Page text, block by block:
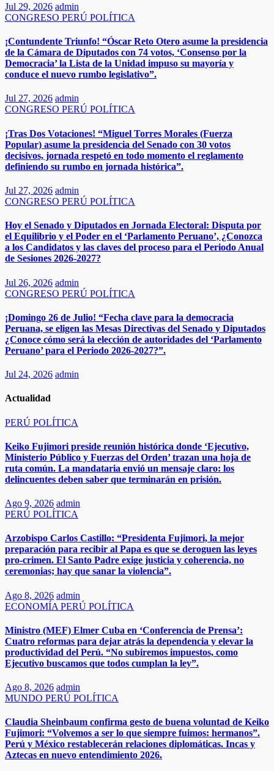
Jul 29, 2026 admin
CONGRESO PERÚ POLÍTICA
¡Contundente Triunfo! “Óscar Reto Otero asume la presidencia
de la Cámara de Diputados con 74 votos, ‘Consenso por la
Democracia’ la Lista de la Unidad impuso su mayoría y
conduce el nuevo rumbo legislativo”.
Jul 27, 2026 admin
CONGRESO PERÚ POLÍTICA
¡Tras Dos Votaciones! “Miguel Torres Morales (Fuerza
Popular) asume la presidencia del Senado con 30 votos
decisivos, jornada respetó en todo momento el reglamento
definiendo su rumbo en jornada histórica”.
Jul 27, 2026 admin
CONGRESO PERÚ POLÍTICA
Hoy el Senado y Diputados en Jornada Electoral: Disputa por
el Equilibrio y el Poder en el ‘Parlamento Peruano’, ¿Conozca
a los Candidatos y las claves del proceso para el Periodo Anual
de Sesiones 2026-2027?
Jul 26, 2026 admin
CONGRESO PERÚ POLÍTICA
¡Domingo 26 de Julio! “Fecha clave para la democracia
Peruana, se eligen las Mesas Directivas del Senado y Diputados
¿Conoce cómo será la elección de autoridades del ‘Parlamento
Peruano’ para el Periodo 2026-2027?”.
Jul 24, 2026 admin
Actualidad
PERÚ POLÍTICA
Keiko Fujimori preside reunión histórica donde ‘Ejecutivo,
Ministerio Público y Fuerzas del Orden’ trazan una hoja de
ruta común. La mandataria envió un mensaje claro: los
delincuentes deben saber que terminarán en prisión.
Ago 9, 2026 admin
PERÚ POLÍTICA
Arzobispo Carlos Castillo: “Presidenta Fujimori, la mejor
preparación para recibir al Papa es que se deroguen las leyes
pro-crimen. El Santo Padre exige justicia y coherencia, no
ceremonias; hay que sanar la violencia”.
Ago 8, 2026 admin
ECONOMÍA PERÚ POLÍTICA
Ministro (MEF) Elmer Cuba en ‘Conferencia de Prensa’:
Cuatro reformas para dejar atrás la dependencia y elevar la
productividad del Perú. “No subiremos impuestos, como
Ejecutivo buscamos que todos cumplan la ley”.
Ago 8, 2026 admin
MUNDO PERÚ POLÍTICA
​​Claudia Sheinbaum confirma gesto de buena voluntad de Keiko
Fujimori: “Volvemos a ser lo que siempre fuimos: hermanos”.
Perú y México restablecerán relaciones diplomáticas. Incas y
Aztecas en nuevo entendimiento 2026.​